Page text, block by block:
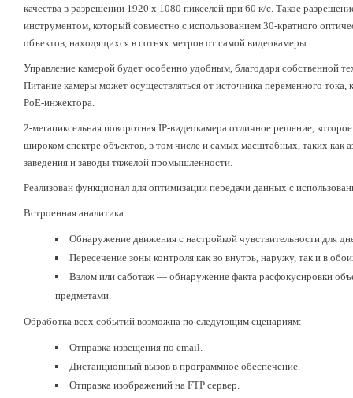
качества в разрешении 1920 x 1080 пикселей при 60 к/c. Такое
инструментом, который совместно с использованием 30-кратного
объектов, находящихся в сотнях метров от самой видеокамеры.
Управление камерой будет особенно удобным, благодаря собственной
Питание камеры может осуществляться от источника переменного тока,
PoE-инжектора.
2-мегапиксельная поворотная IP-видеокамера отличное решение,
широком спектре объектов, в том числе и самых масштабных, таких
заведения и заводы тяжелой промышленности.
Реализован функционал для оптимизации передачи данных с
Встроенная аналитика:
Обнаружение движения с настройкой чувствительности для
Пересечение зоны контроля как во внутрь, наружу, так и в
Взлом или саботаж — обнаружение факта расфокусировки
предметами.
Обработка всех событий возможна по следующим сценариям:
Отправка извещения по email.
Дистанционный вызов в программное обеспечение.
Отправка изображений на FTP сервер.